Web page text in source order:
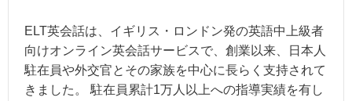
ELT英会話は、イギリス・ロンドン発の英語中上級者
向けオンライン英会話サービスで、創業以来、日本人
駐在員や外交官とその家族を中心に長らく支持されて
きました。 駐在員累計1万人以上への指導実績を有し